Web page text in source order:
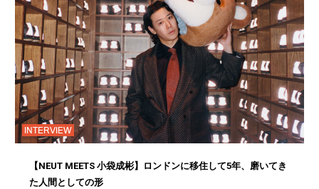
INTERVIEW
【NEUT MEETS 小袋成彬】ロンドンに移住して5年、磨いてき
た人間としての形